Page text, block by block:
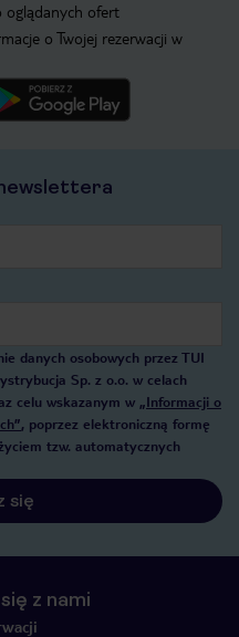
oglądanych ofert
o Twojej rezerwacji w
danych osobowych przez TUI
Sp. z o.o. w celach
celu wskazanym w „Informacji o
, poprzez elektroniczną formę
tzw. automatycznych
się
z nami